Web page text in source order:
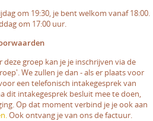
om 19:30, je bent welkom vanaf 18:00.
om 17:00 uur.
groep kan je je inschrijven via de
We zullen je dan - als er plaats voor
een telefonisch intakegesprek van
dit intakegesprek besluit mee te doen,
Op dat moment verbind je je ook aan
Ook ontvang je van ons de factuur.